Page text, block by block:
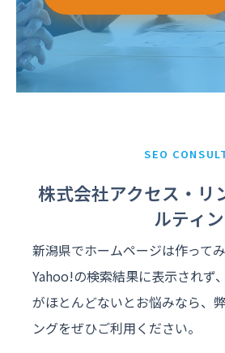
SEO
株式会社アクセス・リ
ルティ
新潟県でホームページは作って
Yahoo!の検索結果に表示されず
がほとんどないとお悩みなら、
ングをぜひご利用ください。